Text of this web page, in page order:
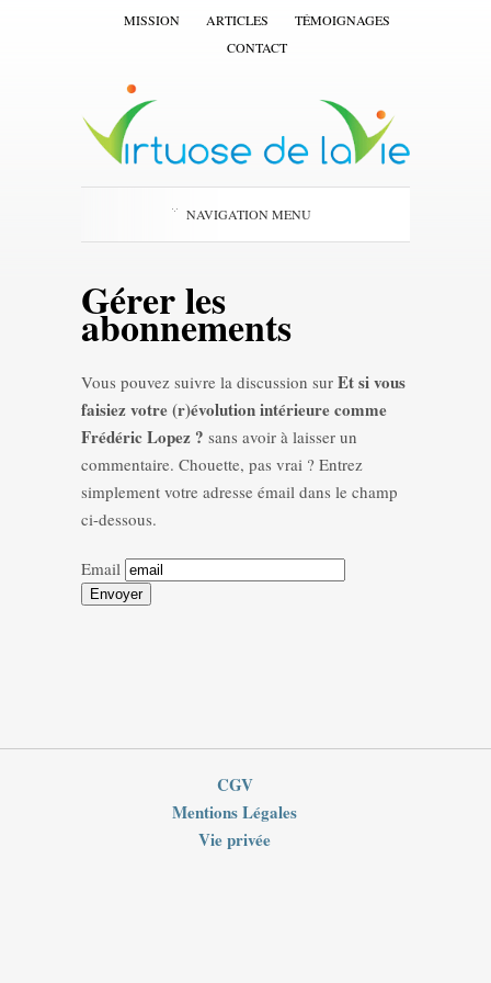
MISSION ARTICLES
TÉMOIGNAGES
CONTACT
NAVIGATION MENU
Gérer les
abonnements
Vous pouvez suivre la discussion sur Et si vous
faisiez votre (r)évolution intérieure comme
Frédéric Lopez ? sans avoir à laisser un
commentaire. Chouette, pas vrai ? Entrez
simplement votre adresse émail dans le champ
ci-dessous.
Email
CGV
Mentions Légales
Vie privée